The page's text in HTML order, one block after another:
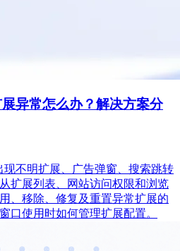
异常怎么办？解决方案分
现不明扩展、广告弹窗、搜索跳转
扩展列表、网站访问权限和浏览
、移除、修复及重置异常扩展的
口使用时如何管理扩展配置。